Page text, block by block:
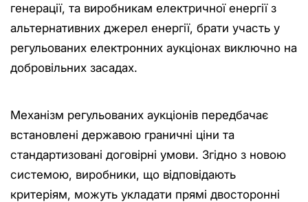
генерації, та виробникам електричної енергії з
альтернативних джерел енергії, брати участь у
регульованих електронних аукціонах виключно на
добровільних засадах.
Механізм регульованих аукціонів передбачає
встановлені державою граничні ціни та
стандартизовані договірні умови. Згідно з новою
системою, виробники, що відповідають
критеріям, можуть укладати прямі двосторонні